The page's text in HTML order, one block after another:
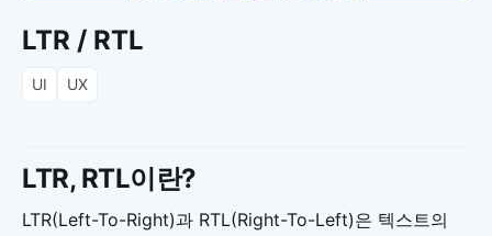
LTR / RTL
UI UX
LTR, RTL이란?
LTR(Left-To-Right)과 RTL(Right-To-Left)은 텍스트의